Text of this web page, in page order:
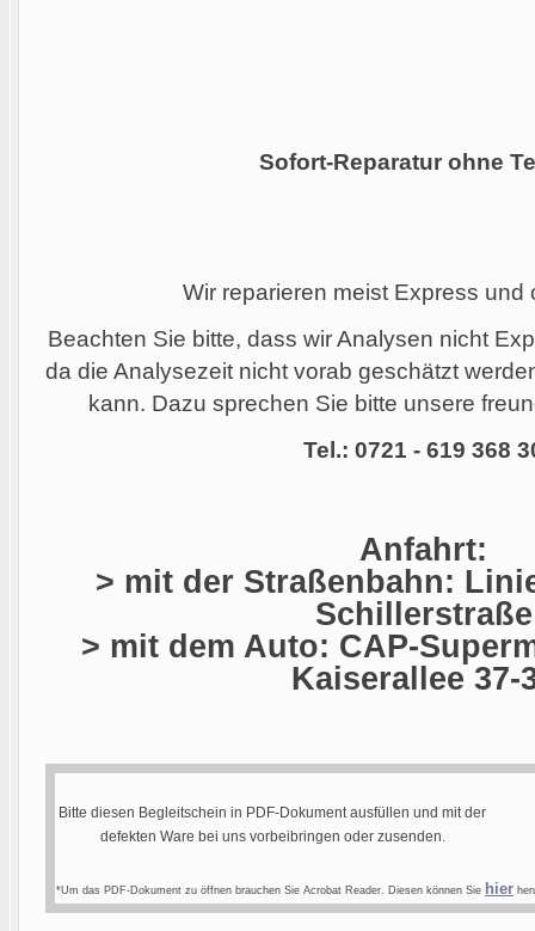
Sofort-Reparatur ohne
Wir reparieren meist Express und
Beachten Sie bitte, dass wir Analysen nicht
da die Analysezeit nicht vorab geschätzt
kann. Dazu sprechen Sie bitte unsere
Tel.: 0721 - 619 368
Anfahrt:
> mit der Straßenbahn:
Schillerstraße
> mit dem Auto: CAP-
Kaiserallee 37-
Bitte diesen Begleitschein in PDF-Dokument ausfüllen und mit der
defekten Ware bei uns vorbeibringen oder zusenden.
*Um das PDF-Dokument zu öffnen brauchen Sie Acrobat Reader. Diesen können Sie hier